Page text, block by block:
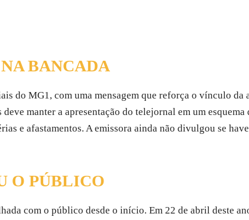
BANCADA
do MG1, com uma mensagem que reforça o vínculo da
manter a apresentação do telejornal em um
e afastamentos. A emissora ainda não divulgou se
O PÚBLICO
com o público desde o início. Em 22 de abril deste